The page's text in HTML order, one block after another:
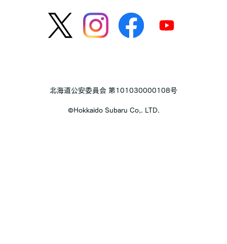
北海道公安委員会 第101030000108号
©︎Hokkaido Subaru Co,. LTD.